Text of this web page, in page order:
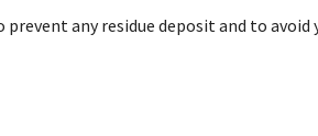
prevent any residue deposit and to